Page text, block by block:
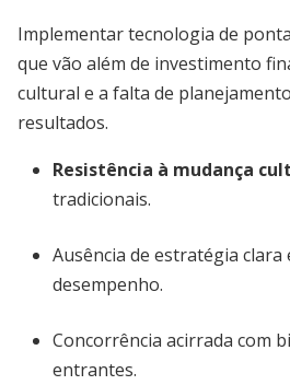
Implementar tecnologia de
que vão além de investimento
cultural e a falta de
resultados.
Resistência à mudança
tradicionais.
Ausência de estratégia clara
desempenho.
Concorrência acirrada com
entrantes.